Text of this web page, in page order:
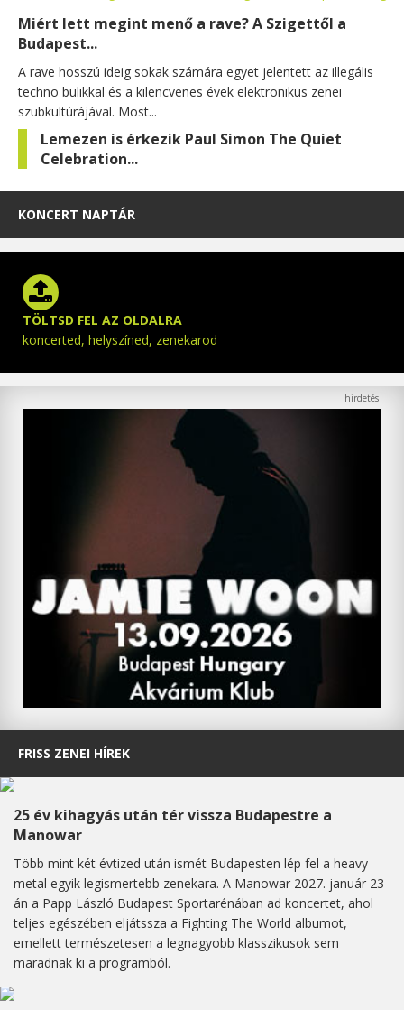
Miért lett megint menő a rave? A Szigettől a
Budapest...
A rave hosszú ideig sokak számára egyet jelentett az illegális
techno bulikkal és a kilencvenes évek elektronikus zenei
szubkultúrájával. Most...
Lemezen is érkezik Paul Simon The Quiet
Celebration...
KONCERT NAPTÁR
TÖLTSD FEL AZ OLDALRA
koncerted, helyszíned, zenekarod
FRISS ZENEI HÍREK
25 év kihagyás után tér vissza Budapestre a
Manowar
Több mint két évtized után ismét Budapesten lép fel a heavy
metal egyik legismertebb zenekara. A Manowar 2027. január 23-
án a Papp László Budapest Sportarénában ad koncertet, ahol
teljes egészében eljátssza a Fighting The World albumot,
emellett természetesen a legnagyobb klasszikusok sem
maradnak ki a programból.